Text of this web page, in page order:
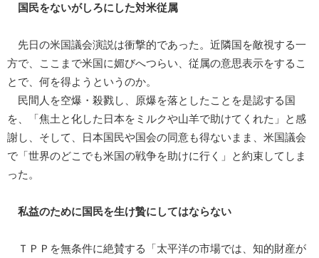
国民をないがしろにした対米従属
先日の米国議会演説は衝撃的であった。近隣国を敵視する一
方で、ここまで米国に媚びへつらい、従属の意思表示をするこ
とで、何を得ようというのか。
民間人を空爆・殺戮し、原爆を落としたことを是認する国
を、「焦土と化した日本をミルクや山羊で助けてくれた」と感
謝し、そして、日本国民や国会の同意も得ないまま、米国議会
で「世界のどこでも米国の戦争を助けに行く」と約束してしま
った。
私益のために国民を生け贄にしてはならない
ＴＰＰを無条件に絶賛する「太平洋の市場では、知的財産が